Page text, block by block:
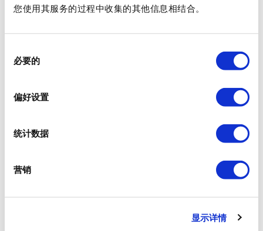
您使用其服务的过程中收集的其他信息相结合。
必要的
偏好设置
统计数据
营销
显示详情